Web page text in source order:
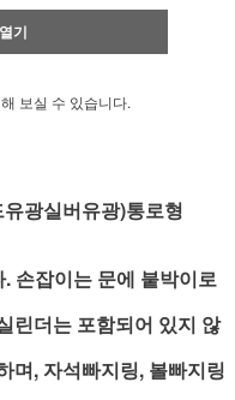
기
보실 수 있습니다.
광실버유광)통로형
. 손잡이는 문에 붙박이로
린더는 포함되어 있지 않
며,자석빠지링, 볼빠지링